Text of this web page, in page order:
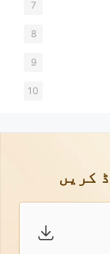
7
8
9
10